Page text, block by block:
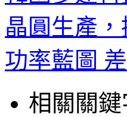
晶圓生產
功率藍圖
相關關鍵